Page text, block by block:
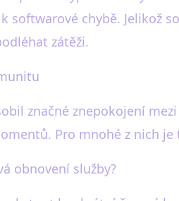
softwarové chybě. Jelikož
zátěži.
značné znepokojení
Pro mnohé z nich
obnovení služby?